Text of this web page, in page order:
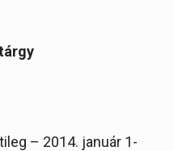
– 2014. január 1-